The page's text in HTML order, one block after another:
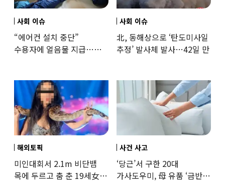
사회 이슈
“에어컨 설치 중단”
수용자에 얼음물 지급…
사회 이슈
北, 동해상으로 ‘탄도미사일
추정’ 발사체 발사…42일 만
해외토픽
미인대회서 2.1m 비단뱀
목에 두르고 춤 춘 19세女
사건 사고
‘당근’서 구한 20대
가사도우미, 母 유품 ‘금반지